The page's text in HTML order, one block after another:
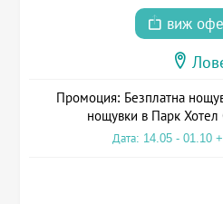
виж
Промоция: Безплатна
нощувки в Парк Хотел
Дата: 14.05 - 01.10